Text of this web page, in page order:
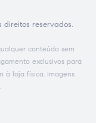
direitos reservados.
conteúdo sem
exclusivos para
à loja física. Imagens